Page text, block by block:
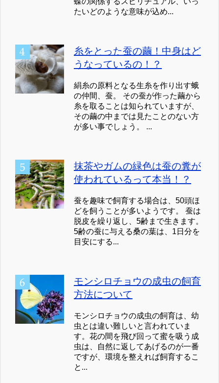
たいどのような意味が込め...
糸をとった蚕の繭！中身はど
うなっているの！？
絹糸の原料となる生糸を作り出す蛾
の仲間、蚕。 その蚕が作った繭から
糸を取ることは知られていますが、
その繭の中までは見たことのない方
が多い事でしょう。 ...
抹茶やガムの緑色は蚕の糞が
使われているって本当！？
蚕を趣味で飼育する場合は、50頭ほ
どを飼うことが多いようです。 蚕は
脱皮を繰り返し、5齢まで生きます。
5齢の蚕に与える桑の葉は、1日分を
目安にする...
モンシロチョウの成虫の飼育
方法について
モンシロチョウの成虫の飼育は、幼
虫とは違い難しいと言われていま
す。花の間を飛び回って蜜を吸う成
虫は、自然に返してあげるのが一番
ですが、環境を整えれば飼育するこ
と...